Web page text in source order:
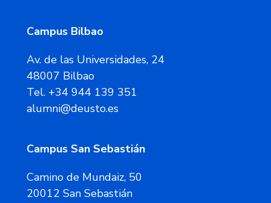
Campus Bilbao
Av. de las Universidades, 24
48007 Bilbao
Tel. +34 944 139 351
alumni@deusto.es
Campus San Sebastián
Camino de Mundaiz, 50
20012 San Sebastián